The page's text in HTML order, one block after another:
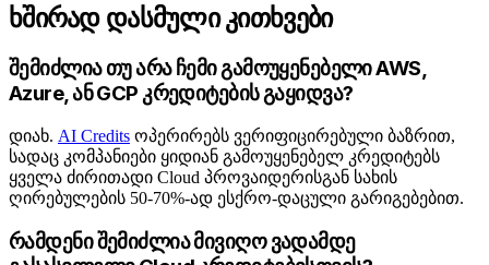
ხშირად დასმული კითხვები
შემიძლია თუ არა ჩემი გამოუყენებელი AWS,
Azure, ან GCP კრედიტების გაყიდვა?
დიახ. AI Credits ოპერირებს ვერიფიცირებული ბაზრით,
სადაც კომპანიები ყიდიან გამოუყენებელ კრედიტებს
ყველა ძირითადი Cloud პროვაიდერისგან სახის
ღირებულების 50-70%-ად ესქრო-დაცული გარიგებებით.
რამდენი შემიძლია მივიღო ვადამდე